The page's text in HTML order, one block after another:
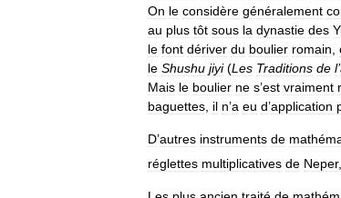
On le considère généralement
au plus tôt sous la dynastie des
le font dériver du boulier romain
le Shushu jiyi(Les Traditions de l’
Mais le boulier ne s’est vraiment
baguettes il n’a eu d’application
D’autres instruments de
réglettes multiplicatives de Neper,